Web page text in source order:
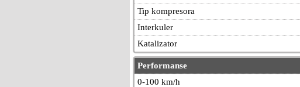
Tip kompresora
Interkuler
Katalizator
Performanse
0-100 km/h